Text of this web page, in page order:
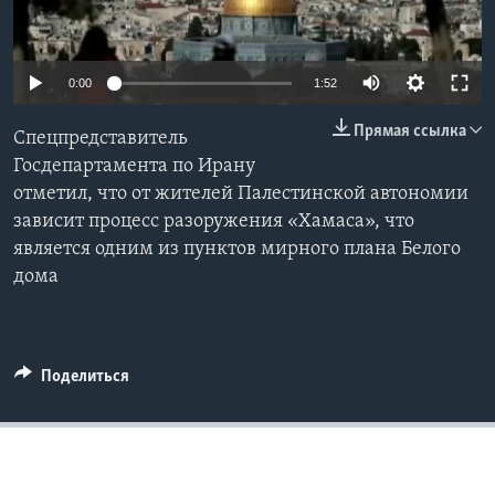
Learning English
Языки
0:00 1:52
Прямая ссылка
Спецпредставитель
Госдепартамента по Ирану
отметил, что от жителей Палестинской автономии
зависит процесс разоружения «Хамаса», что
является одним из пунктов мирного плана Белого
дома
Поделиться